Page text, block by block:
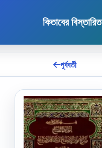
কিতাবের বিস্তারিত
পূর্ববর্তী